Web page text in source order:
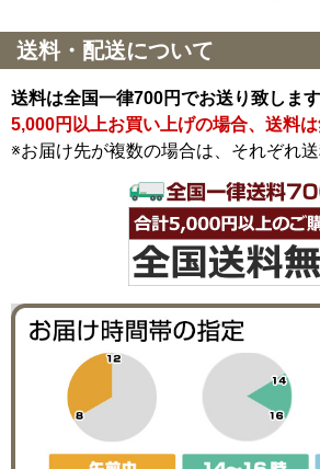
送料・配送について
送料は全国一律700円でお送り致します
5,000円以上お買い上げの場合、送料は
※お届け先が複数の場合は、それぞれ送